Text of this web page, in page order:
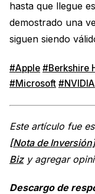
hasta que llegue
demostrado una
siguen siendo
#Apple #Berkshire
#Microsoft #NVIDIA
Este artículo fue
[Nota de
Bizy agregar
Descargo de